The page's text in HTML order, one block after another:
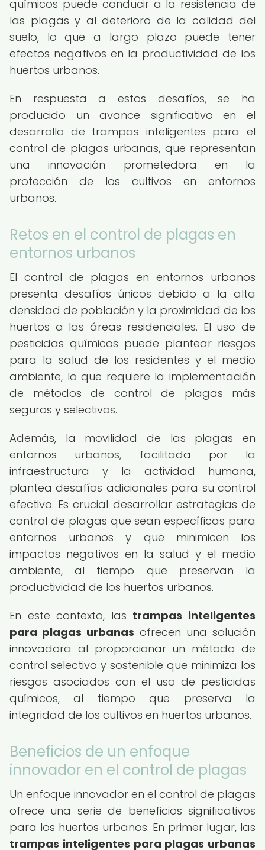
químicos puede conducir a la resistencia de
las plagas y al deterioro de la calidad del
suelo, lo que a largo plazo puede tener
efectos negativos en la productividad de los
huertos urbanos.
En respuesta a estos desafíos, se ha
producido un avance significativo en el
desarrollo de trampas inteligentes para el
control de plagas urbanas, que representan
una innovación prometedora en la
protección de los cultivos en entornos
urbanos.
Retos en el control de plagas en
entornos urbanos
El control de plagas en entornos urbanos
presenta desafíos únicos debido a la alta
densidad de población y la proximidad de los
huertos a las áreas residenciales. El uso de
pesticidas químicos puede plantear riesgos
para la salud de los residentes y el medio
ambiente, lo que requiere la implementación
de métodos de control de plagas más
seguros y selectivos.
Además, la movilidad de las plagas en
entornos urbanos, facilitada por la
infraestructura y la actividad humana,
plantea desafíos adicionales para su control
efectivo. Es crucial desarrollar estrategias de
control de plagas que sean específicas para
entornos urbanos y que minimicen los
impactos negativos en la salud y el medio
ambiente, al tiempo que preservan la
productividad de los huertos urbanos.
En este contexto, las trampas inteligentes
para plagas urbanas ofrecen una solución
innovadora al proporcionar un método de
control selectivo y sostenible que minimiza los
riesgos asociados con el uso de pesticidas
químicos, al tiempo que preserva la
integridad de los cultivos en huertos urbanos.
Beneficios de un enfoque
innovador en el control de plagas
Un enfoque innovador en el control de plagas
ofrece una serie de beneficios significativos
para los huertos urbanos. En primer lugar, las
trampas inteligentes para plagas urbanas